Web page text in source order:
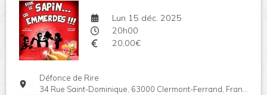
Lun 15 déc. 2025
20h00
20,00€
Défonce de Rire
34 Rue Saint-Dominique, 63000 Clermont-Ferrand, France